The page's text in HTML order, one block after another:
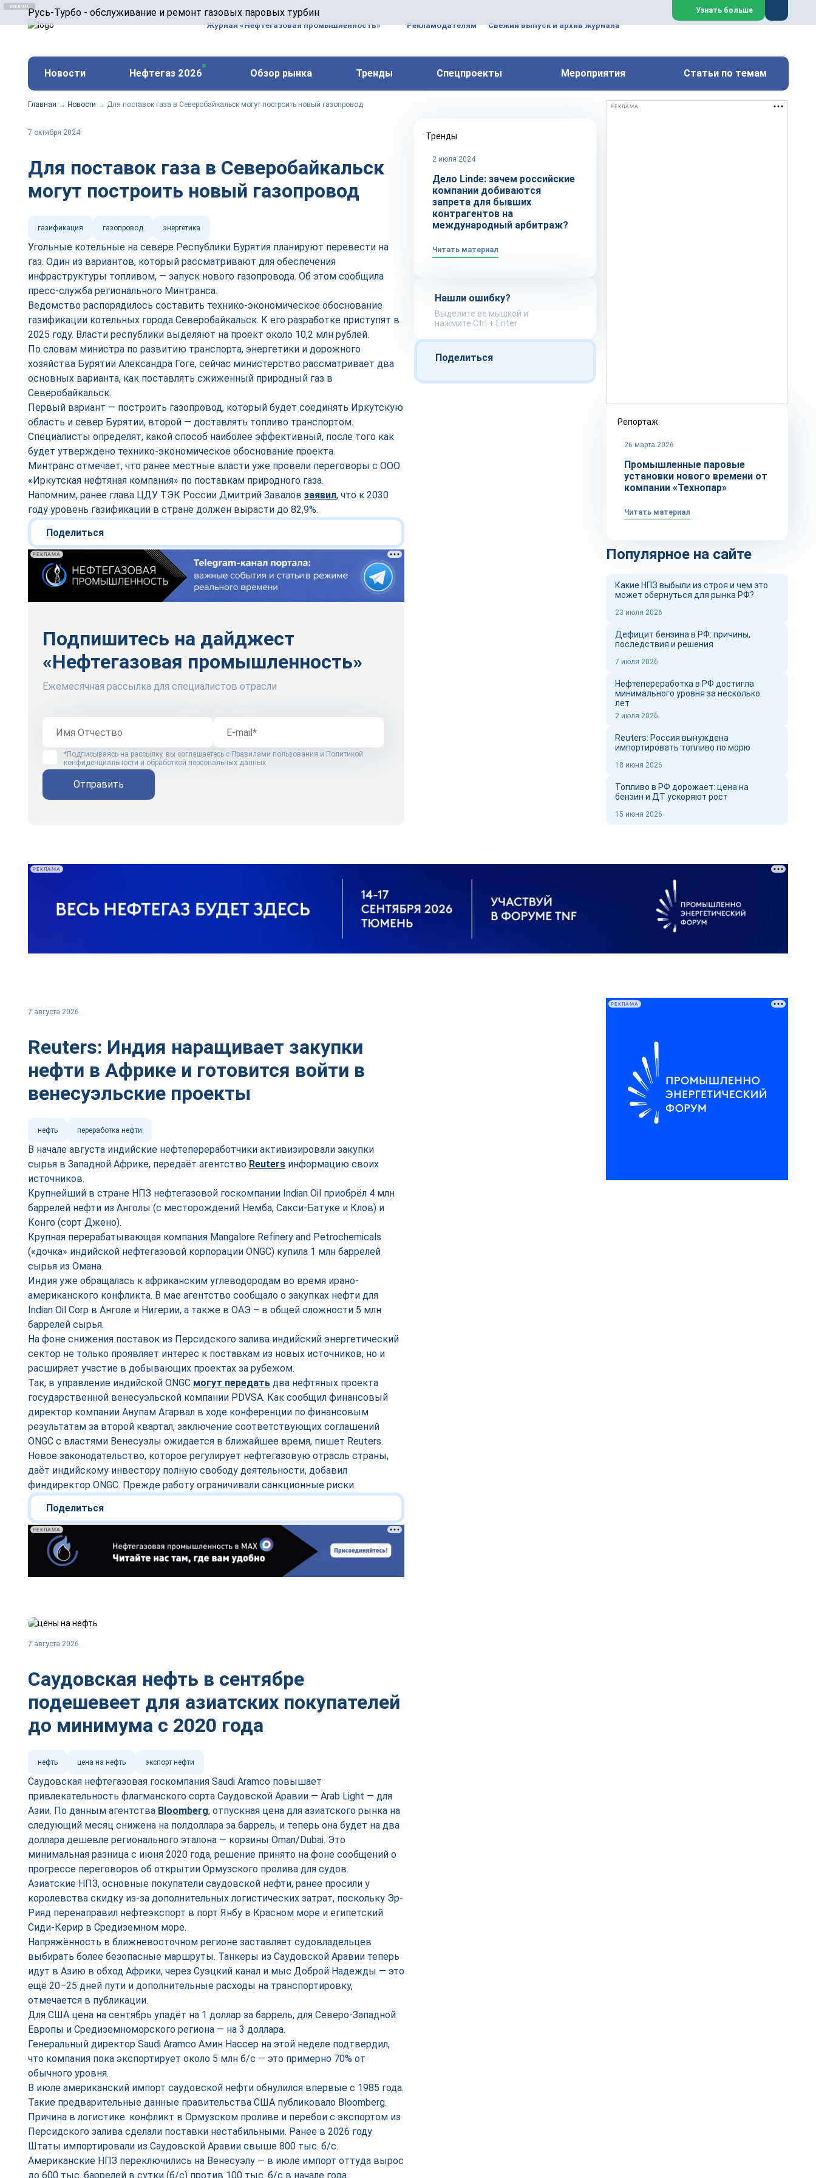
Русь-Турбо - обслуживание и ремонт газовых паровых турбин
ООО «Русь-Турбо» занимается сервисом газовых и паровых турбин, комплексным ремонтом, восстановлением, техническим обслуживанием
оборудования ТЭС, зарубежных поршневых машин и компрессоров, которые работают на нефтегазовых, нефтехимических, металлургических
и других предприятиях.
Реклама. ООО «Русь-Турбо», ИНН 7802588950
erid: F7NfYUJCUneVdwPs4znf
Закрыть
Узнать больше
Журнал «Нефтегазовая промышленность» Рекламодателям Свежий выпуск и архив журнала
Новости Нефтегаз 2026 Обзор рынка Тренды Спецпроекты Мероприятия Статьи по темам
Главная → Новости → Для поставок газа в Северобайкальск могут построить новый газопровод
7 октября 2024
Для поставок газа в Северобайкальск
могут построить новый газопровод
газификация газопровод энергетика
Угольные котельные на севере Республики Бурятия планируют перевести на
газ. Один из вариантов, который рассматривают для обеспечения
инфраструктуры топливом, — запуск нового газопровода. Об этом сообщила
пресс-служба регионального Минтранса.
Ведомство распорядилось составить технико-экономическое обоснование
газификации котельных города Северобайкальск. К его разработке приступят в
2025 году. Власти республики выделяют на проект около 10,2 млн рублей.
По словам министра по развитию транспорта, энергетики и дорожного
хозяйства Бурятии Александра Гоге, сейчас министерство рассматривает два
основных варианта, как поставлять сжиженный природный газ в
Северобайкальск.
Первый вариант — построить газопровод, который будет соединять Иркутскую
область и север Бурятии, второй — доставлять топливо транспортом.
Специалисты определят, какой способ наиболее эффективный, после того как
будет утверждено технико-экономическое обоснование проекта.
Минтранс отмечает, что ранее местные власти уже провели переговоры с ООО
«Иркутская нефтяная компания» по поставкам природного газа.
Напомним, ранее глава ЦДУ ТЭК России Дмитрий Завалов заявил, что к 2030
году уровень газификации в стране должен вырасти до 82,9%.
Поделиться
РЕКЛАМА
Подпишитесь на дайджест
«Нефтегазовая промышленность»
Ежемесячная рассылка для специалистов отрасли
*Подписываясь на рассылку, вы соглашаетесь с Правилами пользования и Политикой
конфиденциальности и обработкой персональных данных
Отправить
Тренды
2 июля 2024
Дело Linde: зачем российские
компании добиваются
запрета для бывших
контрагентов на
международный арбитраж?
Читать материал
Нашли ошибку?
Выделите ее мышкой и
нажмите Ctrl + Enter
Поделиться
РЕКЛАМА
Репортаж
26 марта 2026
Промышленные паровые
установки нового времени от
компании «Технопар»
Читать материал
Популярное на сайте
Какие НПЗ выбыли из строя и чем это
может обернуться для рынка РФ?
23 июля 2026
Дефицит бензина в РФ: причины,
последствия и решения
7 июля 2026
Нефтепереработка в РФ достигла
минимального уровня за несколько
лет
2 июля 2026
Reuters: Россия вынуждена
импортировать топливо по морю
18 июня 2026
Топливо в РФ дорожает: цена на
бензин и ДТ ускоряют рост
15 июня 2026
РЕКЛАМА
7 августа 2026
Reuters: Индия наращивает закупки
нефти в Африке и готовится войти в
венесуэльские проекты
нефть переработка нефти
В начале августа индийские нефтепереработчики активизировали закупки
сырья в Западной Африке, передаёт агентство Reuters информацию своих
источников.
Крупнейший в стране НПЗ нефтегазовой госкомпании Indian Oil приобрёл 4 млн
баррелей нефти из Анголы (с месторождений Немба, Сакси-Батуке и Клов) и
Конго (сорт Джено).
Крупная перерабатывающая компания Mangalore Refinery and Petrochemicals
(«дочка» индийской нефтегазовой корпорации ONGC) купила 1 млн баррелей
сырья из Омана.
Индия уже обращалась к африканским углеводородам во время ирано-
американского конфликта. В мае агентство сообщало о закупках нефти для
Indian Oil Corp в Анголе и Нигерии, а также в ОАЭ – в общей сложности 5 млн
баррелей сырья.
На фоне снижения поставок из Персидского залива индийский энергетический
сектор не только проявляет интерес к поставкам из новых источников, но и
расширяет участие в добывающих проектах за рубежом.
Так, в управление индийской ONGC могут передать два нефтяных проекта
государственной венесуэльской компании PDVSA. Как сообщил финансовый
директор компании Анупам Агарвал в ходе конференции по финансовым
результатам за второй квартал, заключение соответствующих соглашений
ONGC с властями Венесуэлы ожидается в ближайшее время, пишет Reuters.
Новое законодательство, которое регулирует нефтегазовую отрасль страны,
даёт индийскому инвестору полную свободу деятельности, добавил
финдиректор ONGC. Прежде работу ограничивали санкционные риски.
Поделиться
РЕКЛАМА
7 августа 2026
Саудовская нефть в сентябре
подешевеет для азиатских покупателей
до минимума с 2020 года
нефть цена на нефть экспорт нефти
Саудовская нефтегазовая госкомпания Saudi Aramco повышает
привлекательность флагманского сорта Саудовской Аравии — Arab Light — для
Азии. По данным агентства Bloomberg, отпускная цена для азиатского рынка на
следующий месяц снижена на полдоллара за баррель, и теперь она будет на два
доллара дешевле регионального эталона — корзины Oman/Dubai. Это
минимальная разница с июня 2020 года, решение принято на фоне сообщений о
прогрессе переговоров об открытии Ормузского пролива для судов.
Азиатские НПЗ, основные покупатели саудовской нефти, ранее просили у
королевства скидку из-за дополнительных логистических затрат, поскольку Эр-
Рияд перенаправил нефтеэкспорт в порт Янбу в Красном море и египетский
Сиди-Керир в Средиземном море.
Напряжённость в ближневосточном регионе заставляет судовладельцев
выбирать более безопасные маршруты. Танкеры из Саудовской Аравии теперь
идут в Азию в обход Африки, через Суэцкий канал и мыс Доброй Надежды — это
ещё 20–25 дней пути и дополнительные расходы на транспортировку,
отмечается в публикации.
Для США цена на сентябрь упадёт на 1 доллар за баррель, для Северо-Западной
Европы и Средиземноморского региона — на 3 доллара.
Генеральный директор Saudi Aramco Амин Нассер на этой неделе подтвердил,
что компания пока экспортирует около 5 млн б/с — это примерно 70% от
обычного уровня.
В июле американский импорт саудовской нефти обнулился впервые с 1985 года.
Такие предварительные данные правительства США публиковало Bloomberg.
Причина в логистике: конфликт в Ормузском проливе и перебои с экспортом из
Персидского залива сделали поставки нестабильными. Ранее в 2026 году
Штаты импортировали из Саудовской Аравии свыше 800 тыс. б/с.
Американские НПЗ переключились на Венесуэлу — в июле импорт оттуда вырос
до 600 тыс. баррелей в сутки (б/с) против 100 тыс. б/с в начале года.
РЕКЛАМА